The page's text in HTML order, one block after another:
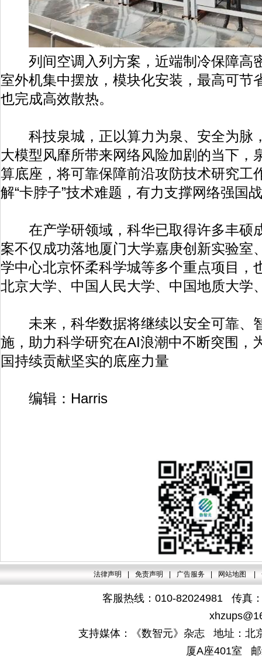
列间空调入列方案，近端制冷保障高
室外机集中摆放，模块化安装，最高可节
也完成高效散热。
科技泉城，正以算力为泉、安全为脉
大模型风靡所带来网络风险加剧的当下，
算底座，将可靠保障前沿攻防技术研究工
解“卡脖子”技术难题，有力支撑网络强国
在产学研领域，科华已取得许多丰硕
案不仅成功落地厦门大学嘉庚创新实验室
学中心北京怀柔科学城等多个重点项目，
北京大学、中国人民大学、中国地质大学
未来，科华数据将继续以安全可靠、
施，助力科学研究在AI浪潮中不断突围，
国持续贡献坚实的底座力量
编辑：Harris
法律声明 免责声明 广告服务 网站地图
客服热线：010-82024981 传真
支持媒体：《数智元》杂志 地址：北
厦A座401室